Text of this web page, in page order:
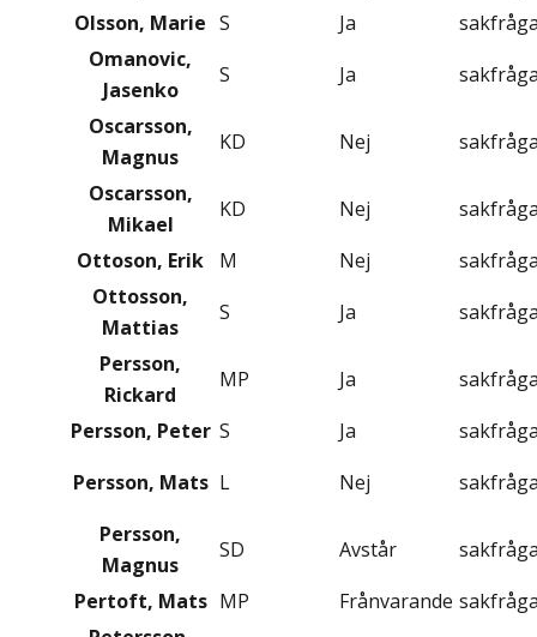
Olsson, Marie S Ja
Omanovic,
Jasenko
S Ja
Oscarsson,
Magnus
KD Nej
Oscarsson,
Mikael
KD Nej
Ottoson, Erik
M Nej
Ottosson,
Mattias
S Ja
Persson,
Rickard
MP Ja
Persson, Peter S Ja
Persson, Mats L Nej
Persson,
Magnus
SD Avstår
Pertoft, Mats MP Frånvarande